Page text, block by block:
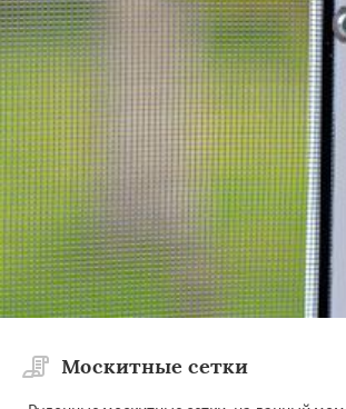
Москитные сетки